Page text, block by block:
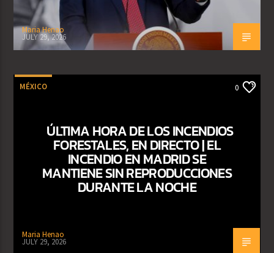
Maria Henao
JULY 29, 2026
MÉXICO 0
ÚLTIMA HORA DE LOS INCENDIOS
FORESTALES, EN DIRECTO | EL
INCENDIO EN MADRID SE
MANTIENE SIN REPRODUCCIONES
DURANTE LA NOCHE
Maria Henao
JULY 29, 2026